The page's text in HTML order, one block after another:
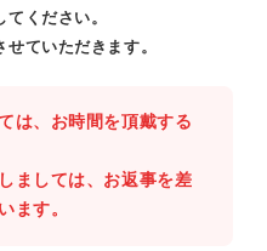
ください。
ていただきます。
は、お時間を頂戴する
ましては、お返事を差
ます。